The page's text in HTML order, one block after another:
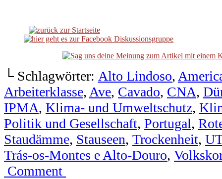
└ Schlagwörter: Alto Lindoso,
Arbeiterklasse, Ave, Cavado, CNA,
IPMA, Klima- und Umweltschutz,
Politik und Gesellschaft, Portugal,
Staudämme, Stauseen, Trockenheit,
Trás-os-Montes e Alto-Douro,
Comment